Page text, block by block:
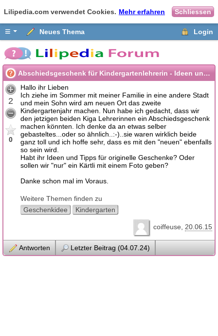
Lilipedia.com verwendet Cookies. Mehr erfahren Schliessen
≡ Neues Thema Login
Abschiedsgeschenk für Kindergartenlehrerin - Ideen und Tipps?
2
0
Hallo ihr Lieben
Ich ziehe im Sommer mit meiner Familie in eine andere Stadt
und mein Sohn wird am neuen Ort das zweite
Kindergartenjahr machen. Nun habe ich gedacht, dass wir
den jetzigen beiden Kiga Lehrerinnen ein Abschiedsgeschenk
machen könnten. Ich denke da an etwas selber
gebasteltes...oder so ähnlich..:-)..sie waren wirklich beide
ganz toll und ich hoffe sehr, dass es mit den "neuen" ebenfalls
so sein wird.
Habt ihr Ideen und Tipps für originelle Geschenke? Oder
sollen wir "nur" ein Kärtli mit einem Foto geben?
Danke schon mal im Voraus.
Weitere Themen finden zu
Geschenkidee
Kindergarten
coiffeuse 20.06.15
Antworten Letzter Beitrag (04.07.24)